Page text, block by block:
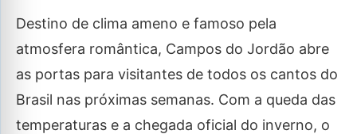
Destino de clima ameno e famoso pela
atmosfera romântica, Campos do Jordão abre
as portas para visitantes de todos os cantos do
Brasil nas próximas semanas. Com a queda das
temperaturas e a chegada oficial do inverno, o